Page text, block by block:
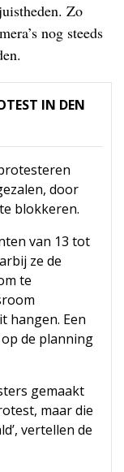
Zo
nog steeds
IN DEN
door
blokkeren.
van 13 tot
ze de
te
hangen. Een
de planning
gemaakt
maar die
vertellen de